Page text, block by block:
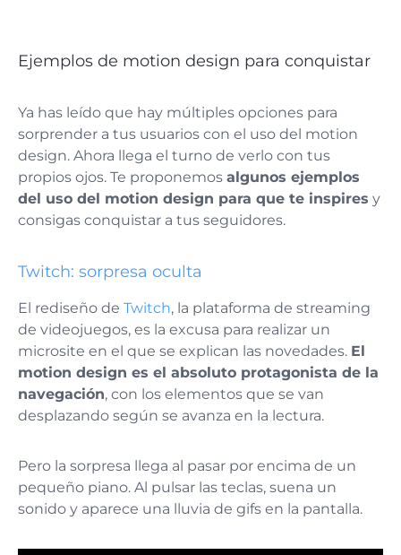
Ejemplos de motion design para conquistar
Ya has leído que hay múltiples opciones para
sorprender a tus usuarios con el uso del motion
design. Ahora llega el turno de verlo con tus
propios ojos. Te proponemos algunos ejemplos
del uso del motion design para que te inspires y
consigas conquistar a tus seguidores.
Twitch: sorpresa oculta
El rediseño de Twitch, la plataforma de streaming
de videojuegos, es la excusa para realizar un
microsite en el que se explican las novedades. El
motion design es el absoluto protagonista de la
navegación, con los elementos que se van
desplazando según se avanza en la lectura.
Pero la sorpresa llega al pasar por encima de un
pequeño piano. Al pulsar las teclas, suena un
sonido y aparece una lluvia de gifs en la pantalla.